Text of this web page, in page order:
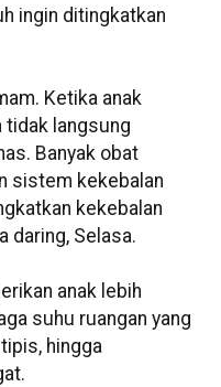
ingin ditingkatkan
Ketika anak
tidak langsung
Banyak obat
sistem kekebalan
kekebalan
daring, Selasa.
anak lebih
suhu ruangan yang
hingga